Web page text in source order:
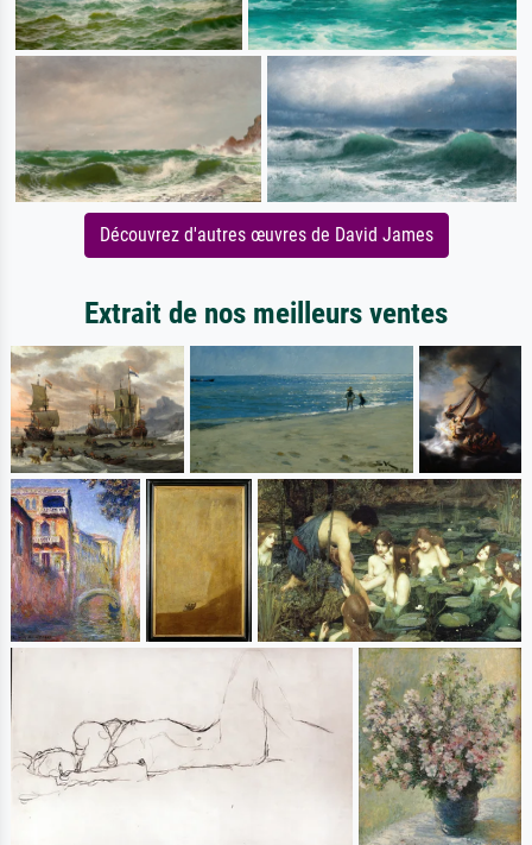
Découvrez d'autres œuvres de David James
Extrait de nos meilleurs ventes